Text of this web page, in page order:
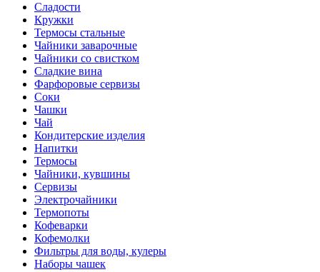
Сладости
Кружки
Термосы стальные
Чайники заварочные
Чайники со свистком
Сладкие вина
Фарфоровые сервизы
Соки
Чашки
Чай
Кондитерские изделия
Напитки
Термосы
Чайники, кувшины
Сервизы
Электрочайники
Термопоты
Кофеварки
Кофемолки
Фильтры для воды, кулеры
Наборы чашек